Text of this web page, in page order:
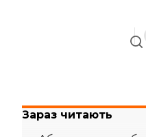
Зараз читають